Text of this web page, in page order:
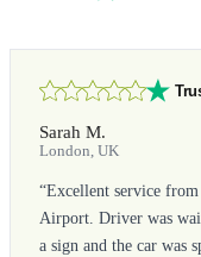
Sarah M.
London, UK
“Excellent service
Airport. Driver was
a sign and the car was